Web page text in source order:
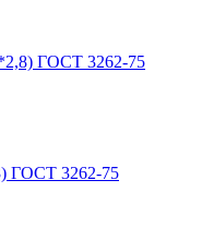
ГОСТ 3262-75
ГОСТ 3262-75